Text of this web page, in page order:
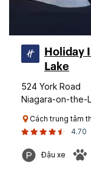
Holiday
Lake
524 York Road
Niagara-on-the-
Cách trung tâm
4.70
Đậu xe